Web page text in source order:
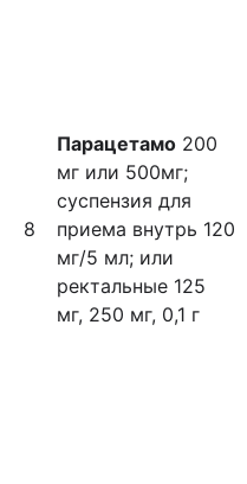
8
Парацетамо 200
мг или 500мг;
суспензия для
приема внутрь 120
мг/5 мл; или
ректальные 125
мг, 250 мг, 0,1 г